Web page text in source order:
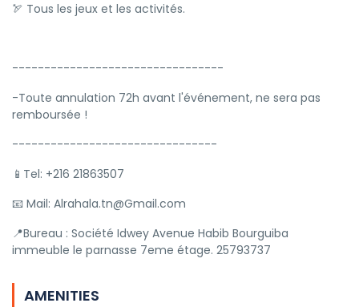
🏹 Tous les jeux et les activités.
---------------------------------
-Toute annulation 72h avant l'événement, ne sera pas
remboursée !
--------------------------------
📱Tel: +216 21863507
📧 Mail: Alrahala.tn@Gmail.com
📍Bureau : Société Idwey Avenue Habib Bourguiba
immeuble le parnasse 7eme étage. 25793737
AMENITIES